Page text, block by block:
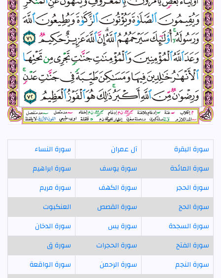
سورة البقرة آل عمران
سورة النساء
سورة المائدة
سورة يوسف
سورة ابراهيم
سورة الحجر
سورة الكهف
سورة مريم
سورة الحج
سورة القصص
العنكبوت
سورة السجدة
سورة يس
سورة الدخان
سورة الفتح
سورة الحجرات
سورة ق
سورة النجم
سورة الرحمن
سورة الواقعة